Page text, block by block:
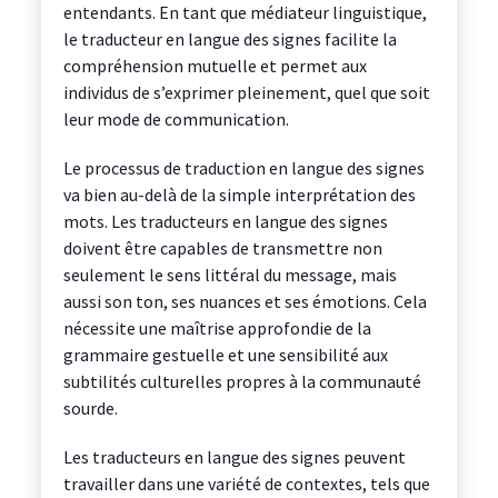
entendants. En tant que médiateur linguistique,
le traducteur en langue des signes facilite la
compréhension mutuelle et permet aux
individus de s’exprimer pleinement, quel que soit
leur mode de communication.
Le processus de traduction en langue des signes
va bien au-delà de la simple interprétation des
mots. Les traducteurs en langue des signes
doivent être capables de transmettre non
seulement le sens littéral du message, mais
aussi son ton, ses nuances et ses émotions. Cela
nécessite une maîtrise approfondie de la
grammaire gestuelle et une sensibilité aux
subtilités culturelles propres à la communauté
sourde.
Les traducteurs en langue des signes peuvent
travailler dans une variété de contextes, tels que